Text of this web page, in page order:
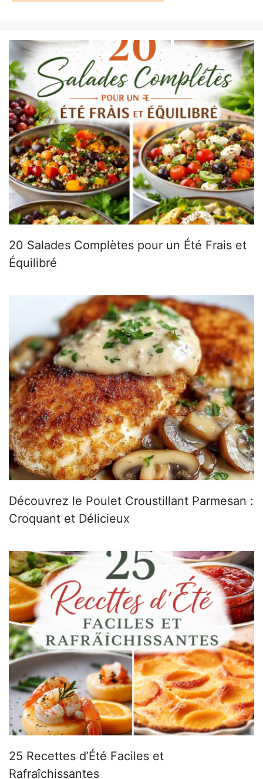
20 Salades Complètes pour un Été Frais et
Équilibré
Découvrez le Poulet Croustillant Parmesan :
Croquant et Délicieux
25 Recettes d’Été Faciles et
Rafraîchissantes